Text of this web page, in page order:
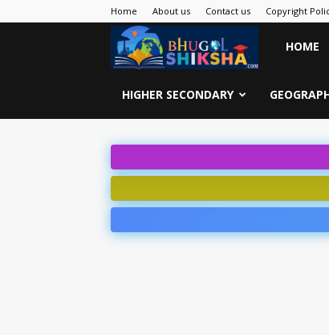
Home About us Contact us Copyright
Bhugol
Shiksha
HOME
HIGHER SECONDARY